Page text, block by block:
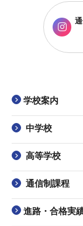
学校案内
中学校
高等学校
通信制課程
進路・合格実